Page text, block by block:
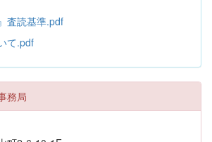
査読基準.pdf
て.pdf
務局